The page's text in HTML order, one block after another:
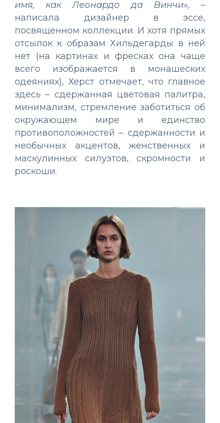
имя, как Леонардо да Винчи», –
написала дизайнер в эссе,
посвященном коллекции. И хотя прямых
отсылок к образам Хильдегарды в ней
нет (на картинах и фресках она чаще
всего изображается в монашеских
одеяниях), Херст отмечает, что главное
здесь – сдержанная цветовая палитра,
минимализм, стремление заботиться об
окружающем мире и единство
противоположностей – сдержанности и
необычных акцентов, женственных и
маскулинных силуэтов, скромности и
роскоши.